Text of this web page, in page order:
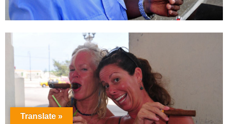
Translate »